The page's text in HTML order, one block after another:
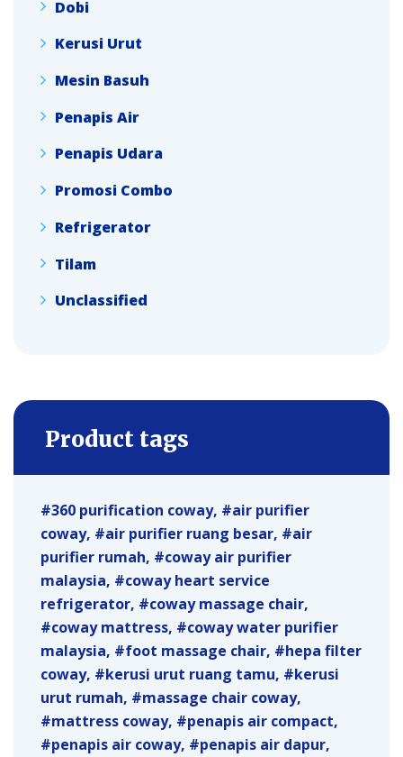
Dobi
Kerusi Urut
Mesin Basuh
Penapis Air
Penapis Udara
Promosi Combo
Refrigerator
Tilam
Unclassified
Product tags
360 purification coway
air purifier
coway
air purifier ruang besar
air
purifier rumah
coway air purifier
malaysia
coway heart service
refrigerator
coway massage chair
coway mattress
coway water purifier
malaysia
foot massage chair
hepa filter
coway
kerusi urut ruang tamu
kerusi
urut rumah
massage chair coway
mattress coway
penapis air compact
penapis air coway
penapis air dapur